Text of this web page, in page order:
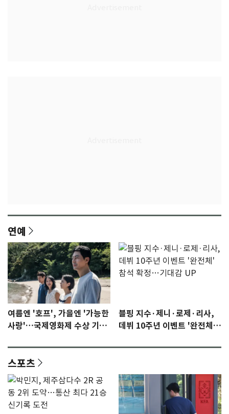
연예
여름엔 '호프', 가을엔 '가능한
사랑'…국제영화제 수상 기대
블핑 지수·제니·로제·리사,
데뷔 10주년 이벤트 '완전체'
스포츠